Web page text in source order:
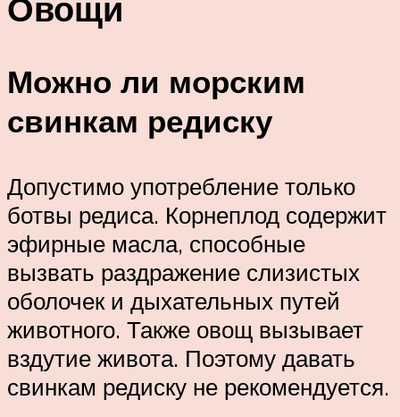
Можно ли морским
свинкам редиску
Допустимо употребление только
ботвы редиса. Корнеплод содержит
эфирные масла, способные
вызвать раздражение слизистых
оболочек и дыхательных путей
животного. Также овощ вызывает
вздутие живота. Поэтому давать
свинкам редиску не рекомендуется.